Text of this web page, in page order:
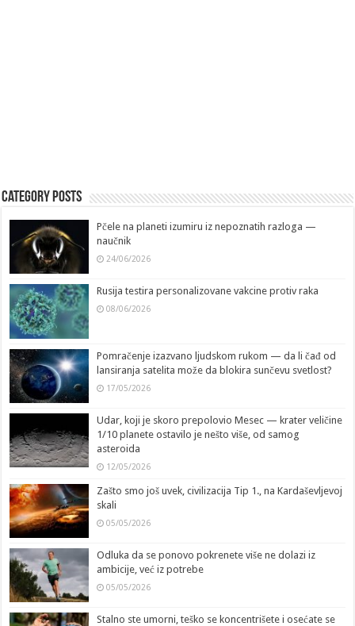
Category Posts
Pčele na planeti izumiru iz nepoznatih razloga —
naučnik
24/06/2026
Rusija testira personalizovane vakcine protiv raka
08/06/2026
Pomračenje izazvano ljudskom rukom — da li čađ od
lansiranja satelita može da blokira sunčevu svetlost?
17/05/2026
Udar, koji je skoro prepolovio Mesec — krater veličine
1/10 planete ostavilo je nešto više, od samog
asteroida
12/05/2026
Zašto smo još uvek, civilizacija Tip 1., na Kardaševljevoj
skali
05/05/2026
Odluka da se ponovo pokrenete više ne dolazi iz
ambicije, već iz potrebe
05/05/2026
Stalno ste umorni, teško se koncentrišete i osećate se